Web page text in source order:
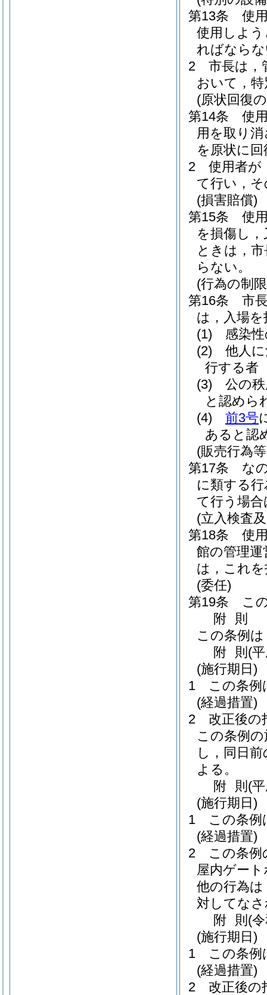
第13条
使
使用しよ
ればなら
2
市長は，
おいて，
(原状回復
第14条
使
用を取り
を原状に
2
使用者が
て行い，
(損害賠償)
第15条
使
を損傷し
ときは，
らない。
(行為の制
第16条
市
は，入場
(1)
感染
(2)
他人
行する者
(3)
公の
と認めら
(4)
前3号
あると認
(販売行為
第17条
な
に類する
て行う場
(立入検査
第18条
使
館の管理
は，これ
(委任)
第19条
こ
附 則
この条例
附 則 (
(施行期日)
1
この条例
(経過措置)
2
改正後の
この条例
し，同日
よる。
附 則 (
(施行期日)
1
この条例
(経過措置)
2
この条例
屋内ゲー
他の行為は
対してな
附 則 (
(施行期日)
1
この条例
(経過措置)
2
改正後の